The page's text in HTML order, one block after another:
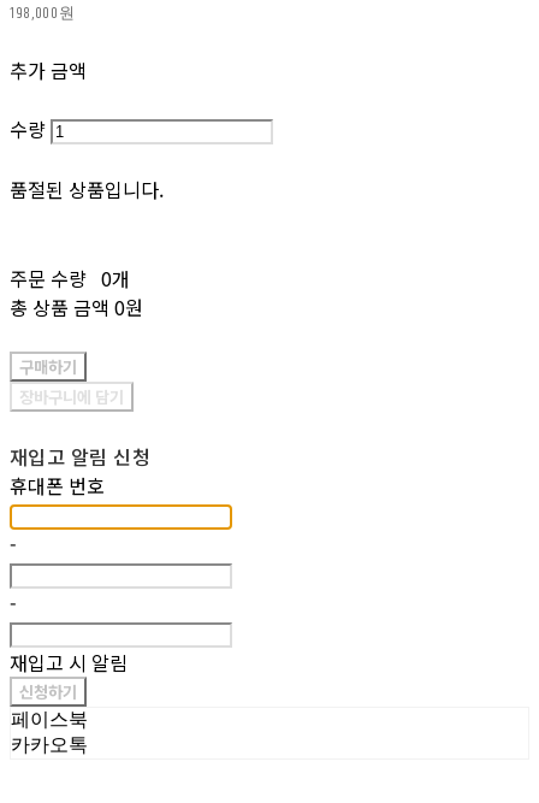
198,000원
추가 금액
수량
품절된 상품입니다.
주문 수량 0개
총 상품 금액 0원
구매하기
장바구니에 담기
재입고 알림 신청
휴대폰 번호
-
-
재입고 시 알림
신청하기
페이스북
카카오톡